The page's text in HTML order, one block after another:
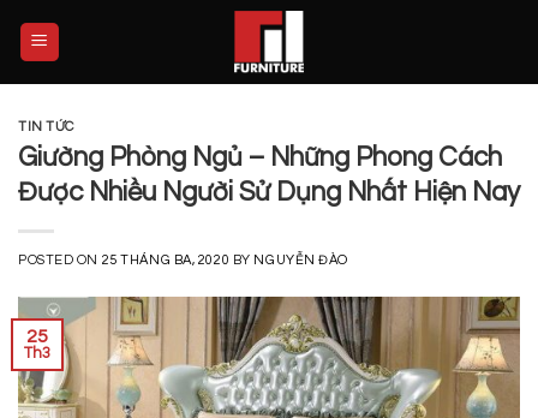
TIN TỨC
Giường Phòng Ngủ – Những Phong Cách
Được Nhiều Người Sử Dụng Nhất Hiện Nay
POSTED ON 25 THÁNG BA, 2020 BY NGUYỄN ĐÀO
25
Th3